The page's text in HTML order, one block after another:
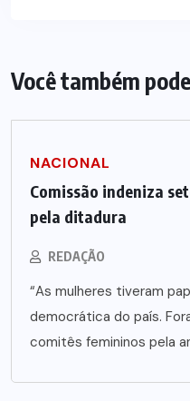
Você também
NACIONAL
Comissão indeniza
pela ditadura
REDAÇÃO
“As mulheres tiveram
democrática do país.
comitês femininos pela